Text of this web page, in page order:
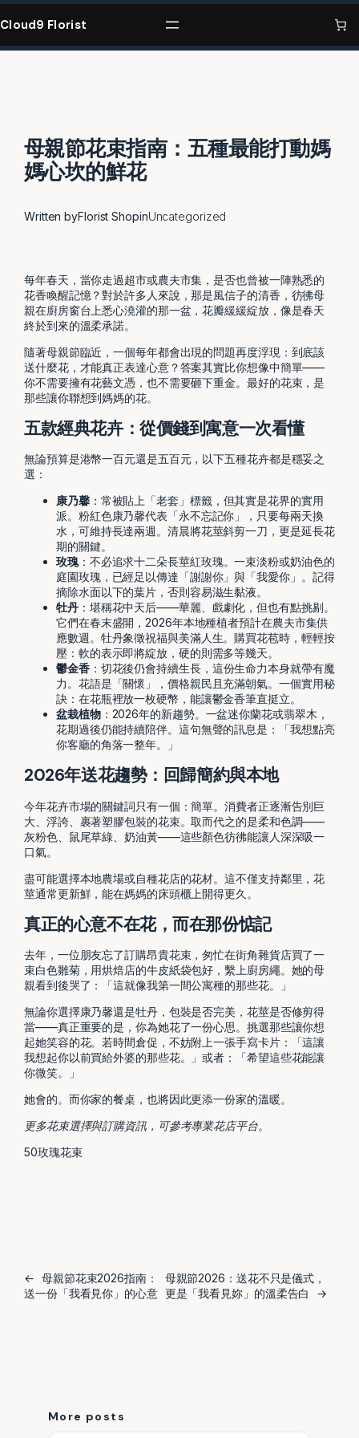
Skip
to
Cloud9 Florist
母親節花束指南：五種最能打動媽
媽心坎的鮮花
Written byFlorist ShopinUncategorized
每年春天，當你走過超市或農夫市集，是否也曾被一陣熟悉的
花香喚醒記憶？對於許多人來說，那是風信子的清香，彷彿母
親在廚房窗台上悉心澆灌的那一盆，花瓣緩緩綻放，像是春天
終於到來的溫柔承諾。
隨著母親節臨近，一個每年都會出現的問題再度浮現：到底該
送什麼花，才能真正表達心意？答案其實比你想像中簡單——
你不需要擁有花藝文憑，也不需要砸下重金。最好的花束，是
那些讓你聯想到媽媽的花。
五款經典花卉：從價錢到寓意一次看懂
無論預算是港幣一百元還是五百元，以下五種花卉都是穩妥之
選：
康乃馨：常被貼上「老套」標籤，但其實是花界的實用
派。粉紅色康乃馨代表「永不忘記你」，只要每兩天換
水，可維持長達兩週。清晨將花莖斜剪一刀，更是延長花
期的關鍵。
玫瑰：不必追求十二朵長莖紅玫瑰。一束淡粉或奶油色的
庭園玫瑰，已經足以傳達「謝謝你」與「我愛你」。記得
摘除水面以下的葉片，否則容易滋生黏液。
牡丹：堪稱花中天后——華麗、戲劇化，但也有點挑剔。
它們在春末盛開，2026年本地種植者預計在農夫市集供
應數週。牡丹象徵祝福與美滿人生。購買花苞時，輕輕按
壓：軟的表示即將綻放，硬的則需多等幾天。
鬱金香：切花後仍會持續生長，這份生命力本身就帶有魔
力。花語是「關懷」，價格親民且充滿朝氣。一個實用秘
訣：在花瓶裡放一枚硬幣，能讓鬱金香筆直挺立。
盆栽植物：2026年的新趨勢。一盆迷你蘭花或翡翠木，
花期過後仍能持續陪伴。這句無聲的訊息是：「我想點亮
你客廳的角落一整年。」
2026年送花趨勢：回歸簡約與本地
今年花卉市場的關鍵詞只有一個：簡單。消費者正逐漸告別巨
大、浮誇、裹著塑膠包裝的花束。取而代之的是柔和色調——
灰粉色、鼠尾草綠、奶油黃——這些顏色彷彿能讓人深深吸一
口氣。
盡可能選擇本地農場或自種花店的花材。這不僅支持鄰里，花
莖通常更新鮮，能在媽媽的床頭櫃上開得更久。
真正的心意不在花，而在那份惦記
去年，一位朋友忘了訂購昂貴花束，匆忙在街角雜貨店買了一
束白色雛菊，用烘焙店的牛皮紙袋包好，繫上廚房繩。她的母
親看到後哭了：「這就像我第一間公寓種的那些花。」
無論你選擇康乃馨還是牡丹，包裝是否完美，花莖是否修剪得
當——真正重要的是，你為她花了一份心思。挑選那些讓你想
起她笑容的花。若時間倉促，不妨附上一張手寫卡片：「這讓
我想起你以前買給外婆的那些花。」或者：「希望這些花能讓
你微笑。」
她會的。而你家的餐桌，也將因此更添一份家的溫暖。
更多花束選擇與訂購資訊，可參考專業花店平台。
50玫瑰花束
← 母親節花束2026指南：
送一份「我看見你」的心意
母親節2026：送花不只是儀式，
更是「我看見妳」的溫柔告白
→
More posts